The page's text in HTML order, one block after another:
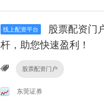
线上配资平台
股票配资门
杆，助您快速盈利！
股票配资门户
东莞证券